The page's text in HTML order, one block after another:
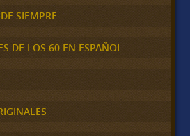
SIEMPRE
DE LOS 60 EN ESPAÑOL